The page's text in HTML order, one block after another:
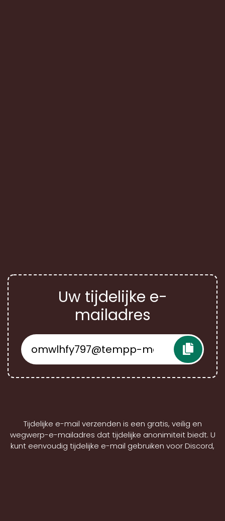
Uw tijdelijke e-
mailadres
Tijdelijke e-mail verzenden is een gratis, veilig en
wegwerp-e-mailadres dat tijdelijke anonimiteit biedt. U
kunt eenvoudig tijdelijke e-mail gebruiken voor Discord,